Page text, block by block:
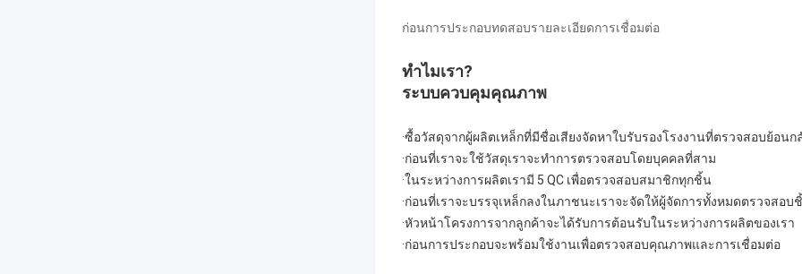
ก่อนการประกอบทดสอบรายละเอียดการเชื่อมต่อ
ทำไมเรา?
ระบบควบคุมคุณภาพ
·ซื้อวัสดุจากผู้ผลิตเหล็กที่มีชื่อเสียงจัดหาใบรับรองโรงงานที่ตรวจสอบย้อนก
·ก่อนที่เราจะใช้วัสดุเราจะทำการตรวจสอบโดยบุคคลที่สาม
·ในระหว่างการผลิตเรามี 5 QC เพื่อตรวจสอบสมาชิกทุกชิ้น
·ก่อนที่เราจะบรรจุเหล็กลงในภาชนะเราจะจัดให้ผู้จัดการทั้งหมดตรวจสอบ
·หัวหน้าโครงการจากลูกค้าจะได้รับการต้อนรับในระหว่างการผลิตของเรา
·ก่อนการประกอบจะพร้อมใช้งานเพื่อตรวจสอบคุณภาพและการเชื่อมต่อ